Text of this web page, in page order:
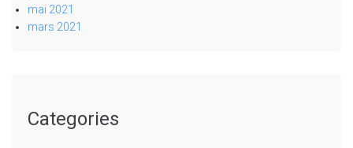
mai 2021
mars 2021
Categories